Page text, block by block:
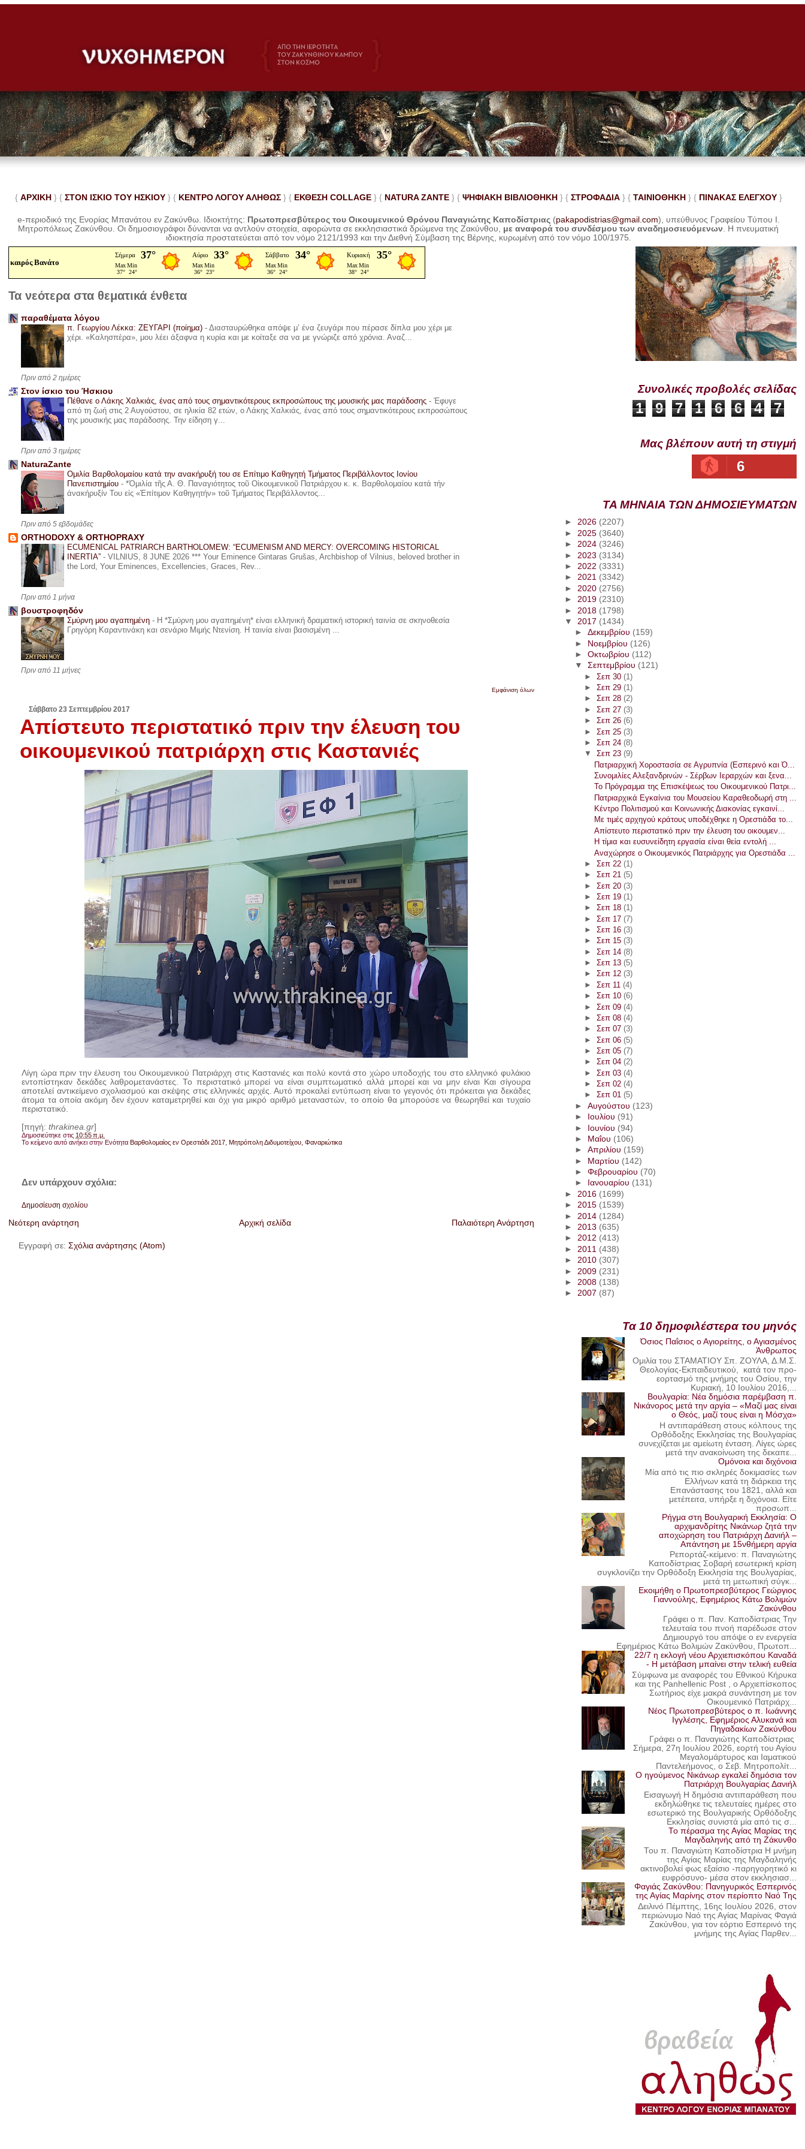
{ ΑΡΧΙΚΗ } { ΣΤΟΝ ΙΣΚΙΟ ΤΟΥ ΗΣΚΙΟΥ } { ΚΕΝΤΡΟ ΛΟΓΟΥ ΑΛΗΘΩΣ } { ΕΚΘΕΣΗ COLLAGE }{ NATURA ZANTE} { ΨΗΦΙΑΚΗ ΒΙΒΛΙΟΘΗΚΗ } { ΣΤΡΟΦΑΔΙΑ } { ΤΑΙΝΙΟΘΗΚΗ } { ΠΙΝΑΚΑΣ ΕΛΕΓΧΟΥ}
e-περιοδικό της Ενορίας Μπανάτου εν Ζακύνθω. Ιδιοκτήτης: Πρωτοπρεσβύτερος του Οικουμενικού Θρόνου Παναγιώτης Καποδίστριας (pakapodistrias@gmail.com), υπεύθυνος Γραφείου Τύπου Ι.
Μητροπόλεως Ζακύνθου.Οι δημοσιογράφοι δύνανται να αντλούν στοιχεία, αφορώντα σε εκκλησιαστικά δρώμενα της Ζακύνθου, με αναφορά του συνδέσμου των αναδημοσιευόμενων . Ηπνευματική
ιδιοκτησία προστατεύεται από τον νόμο 2121/1993 και την Διεθνή Σύμβαση της Βέρνης, κυρωμένη από τον νόμο 100/1975.
καιρός Βανάτο
Τα νεότερα στα θεματικά ένθετα
παραθέματα λόγου
π. Γεωργίου Λέκκα: ΖΕΥΓΑΡΙ (ποίημα) - Διασταυρώθηκα απόψε μ’ ένα ζευγάρι που πέρασε δίπλα μου χέρι με
χέρι. «Καλησπέρα», μου λέει άξαφνα η κυρία και με κοίταξε σα να με γνώριζε από χρόνια. Αναζ...
Πριν από 2 ημέρες
Στον ίσκιο του Ήσκιου
Πέθανε ο Λάκης Χαλκιάς, ένας από τους σημαντικότερους εκπροσώπους της μουσικής μας παράδοσης - Έφυγε
από τη ζωή στις 2 Αυγούστου, σε ηλικία 82 ετών, ο Λάκης Χαλκιάς, ένας από τους σημαντικότερους εκπροσώπους
της μουσικής μας παράδοσης. Την είδηση γ...
Πριν από 3 ημέρες
NaturaZante
Ομιλία Βαρθολομαίου κατά την ανακήρυξή του σε Επίτιμο Καθηγητή Τμήματος Περιβάλλοντος Ιονίου
Πανεπιστημίου - *Ὁμιλία τῆς Α. Θ. Παναγιότητος τοῦ Οἰκουμενικοῦ Πατριάρχου κ. κ. Βαρθολομαίου κατά τήν
ἀνακήρυξίν Του εἰς «Ἐπίτιμον Καθηγητήν» τοῦ Τμήματος Περιβάλλοντος...
Πριν από 5 εβδομάδες
ORTHODOXY & ORTHOPRAXY
ECUMENICAL PATRIARCH BARTHOLOMEW: “ECUMENISM AND MERCY: OVERCOMING HISTORICAL
INERTIA” - VILNIUS, 8 JUNE 2026 *** Your Eminence Gintaras Grušas, Archbishop of Vilnius, beloved brother in
the Lord, Your Eminences, Excellencies, Graces, Rev...
Πριν από 1 μήνα
βουστροφηδόν
Σμύρνη μου αγαπημένη - Η *Σμύρνη μου αγαπημένη* είναι ελληνική δραματική ιστορική ταινία σε σκηνοθεσία
Γρηγόρη Καραντινάκη και σενάριο Μιμής Ντενίση. Η ταινία είναι βασισμένη ...
Πριν από 11 μήνες
Εμφάνιση όλων
Σάββατο 23 Σεπτεμβρίου 2017
Απίστευτο περιστατικό πριν την έλευση του
οικουμενικού πατριάρχη στις Καστανιές
Λίγη ώρα πριν την έλευση του Οικουμενικού Πατριάρχη στις Καστανιές και πολύ κοντά στο χώρο υποδοχής του στο ελληνικό φυλάκιο
εντοπίστηκαν δεκάδες λαθρομετανάστες. Το περιστατικό μπορεί να είναι συμπτωματικό αλλά μπορεί και να μην είναι Και σίγουρα
αποτελεί αντικείμενο σχολιασμού και σκέψης στις ελληνικές αρχές. Αυτό προκαλεί εντύπωση είναι το γεγονός ότι πρόκειται για δεκάδες
άτομα τα οποία ακόμη δεν έχουν καταμετρηθεί και όχι για μικρό αριθμό μεταναστών, το οποίο θα μπορούσε να θεωρηθεί και τυχαίο
περιστατικό.
[πηγή:thrakinea.gr]
Δημοσιεύτηκε στις 10:55 π.μ.
Το κείμενο αυτό ανήκει στην ΕνότηταΒαρθολομαίος εν Ορεστιάδι 2017 ,Μητρόπολη Διδυμοτείχου ,Φαναριώτικα
Δεν υπάρχουν σχόλια:
Δημοσίευση σχολίου
Νεότερη ανάρτηση Παλαιότερη Ανάρτηση
Αρχική σελίδα
Εγγραφή σε:Σχόλια ανάρτησης (Atom)
Συνολικές προβολές σελίδας
1 9 7 1 6 6 4 7
Μας βλέπουν αυτή τη στιγμή
6
ΤΑ ΜΗΝΑΙΑ ΤΩΝ ΔΗΜΟΣΙΕΥΜΑΤΩΝ
►2026 (2207)
► 2025 (3640)
►2024 (3246)
► 2023 (3134)
► 2022 (3331)
►2021 (3342)
► 2020 (2756)
►2019 (2310)
► 2018 (1798)
▼ 2017 (1434)
► Δεκεμβρίου (159)
► Νοεμβρίου (126)
► Οκτωβρίου (112)
▼ Σεπτεμβρίου (121)
► Σεπ 30 (1)
► Σεπ 29 (1)
► Σεπ 28 (2)
► Σεπ 27 (3)
► Σεπ 26 (6)
► Σεπ 25 (3)
► Σεπ 24 (8)
▼ Σεπ 23 (9)
Πατριαρχική Χοροστασία σε Αγρυπνία (Εσπερινό και Ό...
Συνομιλίες Αλεξανδρινών - Σέρβων Ιεραρχών και ξενα...
Το Πρόγραμμα της Επισκέψεως του Οικουμενικού Πατρι...
Πατριαρχικά Εγκαίνια του Μουσείου Καραθεοδωρή στη ...
Κέντρο Πολιτισμού και Κοινωνικής Διακονίας εγκαινί...
Με τιμές αρχηγού κράτους υποδέχθηκε η Ορεστιάδα το...
Απίστευτο περιστατικό πριν την έλευση του οικουμεν...
Η τίμια και ευσυνείδητη εργασία είναι θεία εντολή ...
Αναχώρησε ο Οικουμενικός Πατριάρχης για Ορεστιάδα ...
► Σεπ 22 (1)
► Σεπ 21 (5)
► Σεπ 20 (3)
► Σεπ 19 (1)
► Σεπ 18 (1)
► Σεπ 17 (7)
► Σεπ 16 (3)
► Σεπ 15 (3)
► Σεπ 14 (8)
► Σεπ 13 (5)
► Σεπ 12 (3)
► Σεπ 11 (4)
► Σεπ 10 (6)
► Σεπ 09 (4)
► Σεπ 08 (4)
► Σεπ 07 (3)
► Σεπ 06 (5)
► Σεπ 05 (7)
► Σεπ 04 (2)
► Σεπ 03 (4)
► Σεπ 02 (4)
► Σεπ 01 (5)
► Αυγούστου (123)
►
Ιουλίου (91)
► Ιουνίου (94)
►
Μαΐου (106)
► Απριλίου (159)
► Μαρτίου (142)
► Φεβρουαρίου (70)
►
Ιανουαρίου (131)
► 2016 (1699)
►2015 (1539)
► 2014 (1284)
► 2013 (635)
►2012 (413)
► 2011 (438)
►2010 (307)
► 2009 (231)
► 2008 (138)
►2007 (87)
Τα 10 δημοφιλέστερα του μηνός
Όσιος Παΐσιος ο Αγιορείτης, ο Αγιασμένος
Άνθρωπος
Ομιλία του ΣΤΑΜΑΤΙΟΥ Σπ. ΖΟΥΛΑ, Δ.Μ.Σ.
Θεολογίας-Εκπαιδευτικού, κατά τον προ-
εορτασμό της μνήμης του Οσίου, την
Κυριακή, 10 Ιουλίου 2016,...
Βουλγαρία: Νέα δημόσια παρέμβαση π.
Νικάνορος μετά την αργία – «Μαζί μας είναι
ο Θεός, μαζί τους είναι η Μόσχα»
Η αντιπαράθεση στους κόλπους της
Ορθόδοξης Εκκλησίας της Βουλγαρίας
συνεχίζεται με αμείωτη ένταση. Λίγες ώρες
μετά την ανακοίνωση της δεκαπε...
Ομόνοια και διχόνοια
Μία από τις πιο σκληρές δοκιμασίες των
Ελλήνων κατά τη διάρκεια της
Επανάστασης του 1821, αλλά και
μετέπειτα, υπήρξε η διχόνοια. Είτε
προσωπ...
Ρήγμα στη Βουλγαρική Εκκλησία: Ο
αρχιμανδρίτης Νικάνωρ ζητά την
αποχώρηση του Πατριάρχη Δανιήλ –
Απάντηση με 15νθήμερη αργία
Ρεπορτάζ-κείμενο: π. Παναγιώτης
Καποδίστριας Σοβαρή εσωτερική κρίση
συγκλονίζει την Ορθόδοξη Εκκλησία της Βουλγαρίας,
μετά τη μετωπική σύγκ...
Εκοιμήθη ο Πρωτοπρεσβύτερος Γεώργιος
Γιαννούλης, Εφημέριος Κάτω Βολιμών
Ζακύνθου
Γράφει ο π. Παν. Καποδίστριας Την
τελευταία του πνοή παρέδωσε στον
Δημιουργό του απόψε ο εν ενεργεία
Εφημέριος Κάτω Βολιμών Ζακύνθου, Πρωτοπ...
22/7 η εκλογή νέου Αρχιεπισκόπου Καναδά
- Η μετάβαση μπαίνει στην τελική ευθεία
Σύμφωνα με αναφορές του Εθνικού Κήρυκα
και της Panhellenic Post , ο Αρχιεπίσκοπος
Σωτήριος είχε μακρά συνάντηση με τον
Οικουμενικό Πατριάρχ...
Νέος Πρωτοπρεσβύτερος ο π. Ιωάννης
Ιγγλέσης, Εφημέριος Αλυκανά και
Πηγαδακίων Ζακύνθου
Γράφει ο π. Παναγιώτης Καποδίστριας
Σήμερα, 27η Ιουλίου 2026, εορτή του Αγίου
Μεγαλομάρτυρος και Ιαματικού
Παντελεήμονος, ο Σεβ. Μητροπολίτ...
Ο ηγούμενος Νικάνωρ εγκαλεί δημόσια τον
Πατριάρχη Βουλγαρίας Δανιήλ
Εισαγωγή Η δημόσια αντιπαράθεση που
εκδηλώθηκε τις τελευταίες ημέρες στο
εσωτερικό της Βουλγαρικής Ορθόδοξης
Εκκλησίας συνιστά μία από τις σ...
Το πέρασμα της Αγίας Μαρίας της
Μαγδαληνής από τη Ζάκυνθο
Του π. Παναγιώτη Καποδίστρια Η μνήμη
της Αγίας Μαρίας της Μαγδαληνής
ακτινοβολεί φως εξαίσιο -παρηγορητικό κι
ευφρόσυνο- μέσα στον εκκλησιασ...
Φαγιάς Ζακύνθου: Πανηγυρικός Εσπερινός
της Αγίας Μαρίνης στον περίοπτο Ναό Της
Δειλινό Πέμπτης, 16ης Ιουλίου 2026, στον
περιώνυμο Ναό της Αγίας Μαρίνας Φαγιά
Ζακύνθου, για τον εόρτιο Εσπερινό της
μνήμης της Αγίας Παρθεν...